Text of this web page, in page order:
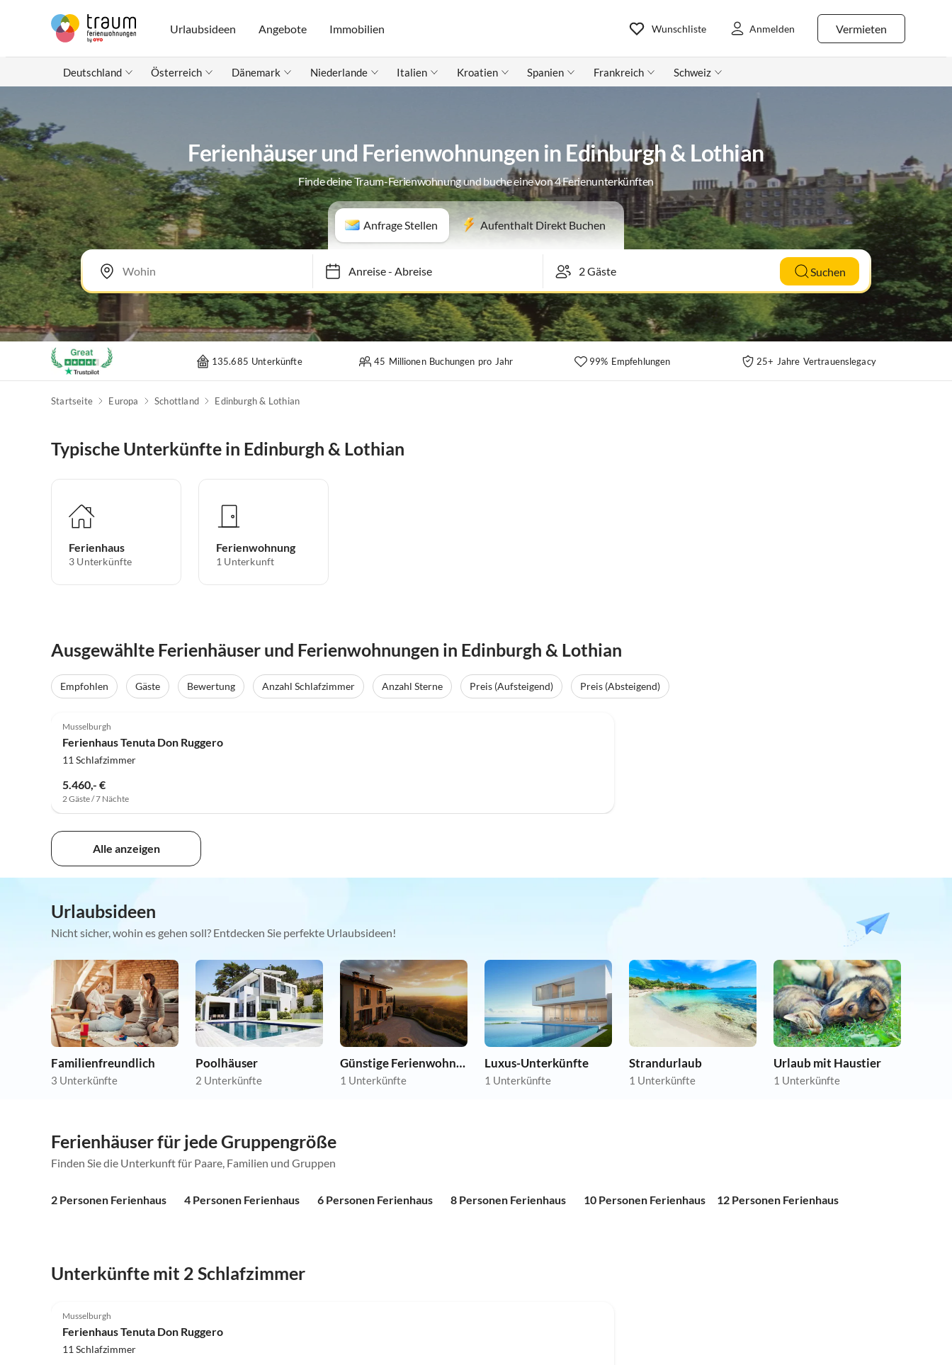
Urlaubsideen Angebote Immobilien Vermieten
Wunschliste Anmelden
Deutschland Österreich Dänemark Niederlande Italien Kroatien Spanien Frankreich Schweiz
Ferienhäuser und Ferienwohnungen in Edinburgh & Lothian
Finde deine Traum-Ferienwohnung und buche eine von 4 Ferienunterkünften
Anfrage Stellen Aufenthalt Direkt Buchen
Anreise- Abreise Suchen
135.685 Unterkünfte 45 Millionen Buchungen pro Jahr 99% Empfehlungen 25+ Jahre Vertrauenslegacy
Startseite Europa Schottland Edinburgh & Lothian
Typische Unterkünfte in Edinburgh & Lothian
Ferienhaus
3 Unterkünfte
Ferienwohnung
1 Unterkunft
Ausgewählte Ferienhäuser und Ferienwohnungen in Edinburgh & Lothian
Empfohlen Gäste Bewertung Anzahl Schlafzimmer Anzahl Sterne Preis (Aufsteigend) Preis (Absteigend)
Musselburgh
Ferienhaus Tenuta Don Ruggero
11 Schlafzimmer
5.460,- €
2 Gäste / 7 Nächte
Alle anzeigen
Urlaubsideen
Nicht sicher, wohin es gehen soll? Entdecken Sie perfekte Urlaubsideen!
Familienfreundlich
3 Unterkünfte
Poolhäuser
2 Unterkünfte
Günstige Ferienwohnungen
1 Unterkünfte
Luxus-Unterkünfte
1 Unterkünfte
Strandurlaub
1 Unterkünfte
Urlaub mit Haustier
1 Unterkünfte
Ferienhäuser für jede Gruppengröße
Finden Sie die Unterkunft für Paare, Familien und Gruppen
2 Personen Ferienhaus 4 Personen Ferienhaus 6 Personen Ferienhaus 8 Personen Ferienhaus 10 Personen Ferienhaus 12 Personen Ferienhaus
Unterkünfte mit 2 Schlafzimmer
Musselburgh
Ferienhaus Tenuta Don Ruggero
11 Schlafzimmer